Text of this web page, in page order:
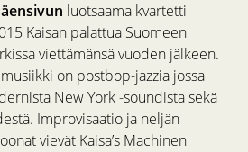
luotsaama kvartetti
Kaisan palattua Suomeen
viettämänsä vuoden jälkeen.
on postbop-jazzia jossa
New York -soundista sekä
Improvisaatio ja neljän
vievät Kaisa’s Machinen